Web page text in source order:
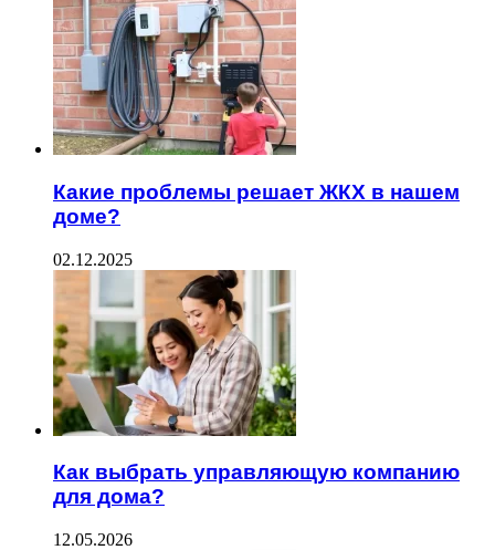
Какие проблемы решает ЖКХ в нашем
доме?
02.12.2025
Как выбрать управляющую компанию
для дома?
12.05.2026